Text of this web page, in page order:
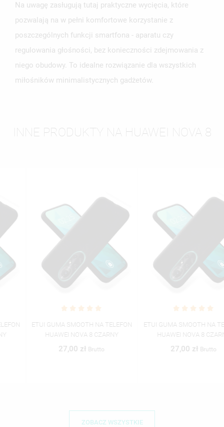
Na uwagę zasługują tutaj praktyczne wycięcia, które
pozwalają na w pełni komfortowe korzystanie z
poszczególnych funkcji smartfona - aparatu czy
regulowania głośności, bez konieczności zdejmowania z
niego obudowy. To idealne rozwiązanie dla wszystkich
miłośników minimalistycznych gadżetów.
INNE PRODUKTY NA HUAWEI NOVA 8
ETUI GUMA SMOOTH NA TELEFON
HUAWEI NOVA 8 CZARNY
27,00 złBrutto
ETUI GUMA SMOOTH NA TELEFON
HUAWEI NOVA 8 CZARNY
27,00 złBrutto
ZOBACZ WSZYSTKIE